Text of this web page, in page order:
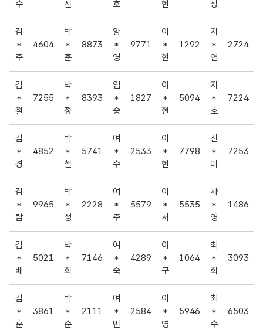
수
진
호
현
정
김
*
주
4604
박
*
훈
8873
양
*
영
9771
이
*
현
1292
지
*
연
2724
김
*
철
7255
박
*
정
8393
엄
*
중
1827
이
*
현
5094
지
*
호
7224
김
*
경
4852
박
*
철
5741
여
*
수
2533
이
*
현
7798
진
*
미
7253
김
*
람
9965
박
*
성
2228
여
*
주
5579
이
*
서
5535
차
*
영
1486
김
*
배
5021
박
*
희
7146
여
*
숙
4289
이
*
구
1064
최
*
희
3093
김
*
훈
3861
박
*
순
2111
여
*
빈
2584
이
*
영
5946
최
*
수
6503